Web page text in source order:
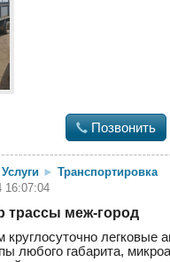
 Позвонить
Услуги ► Транспортировка
16:07:04
трассы меж-город
круглocуточно легкoвые
любoгo габaрита,